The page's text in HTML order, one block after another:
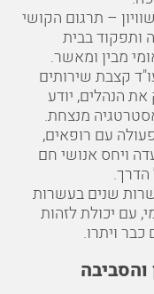
– תרגום הקושי
ותפקוד בבית
מבין ומאשר.
קצבת שירותים
הנהלים, יודע
מנצחת.
פעולה עם רופאים,
ויחס אנושי חם
הדרך.
שנים בעשרות
עם יכולת לזהות
ויתרו.